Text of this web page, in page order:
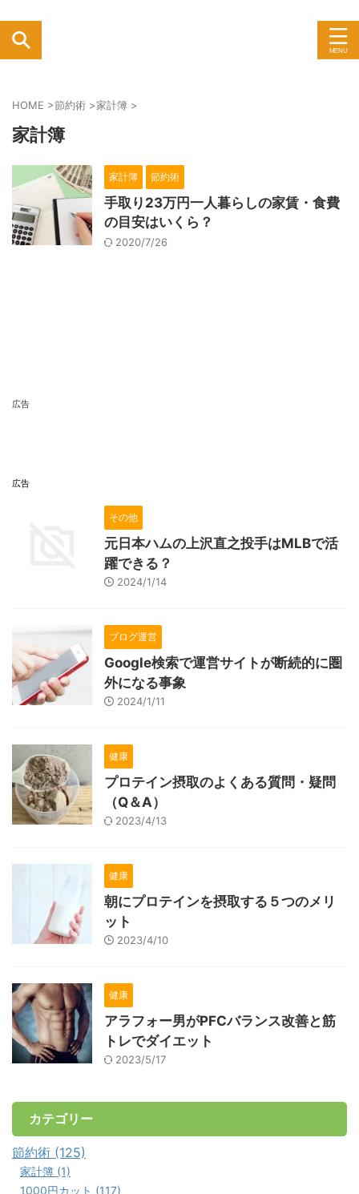
HOME >節約術 >家計簿 >
家計簿
家計簿 節約術
手取り23万円一人暮らしの家賃・食費
の目安はいくら？
2020/7/26
広告
広告
その他
元日本ハムの上沢直之投手はMLBで活
躍できる？
2024/1/14
ブログ運営
Google検索で運営サイトが断続的に圏
外になる事象
2024/1/11
健康
プロテイン摂取のよくある質問・疑問
（Q＆A）
2023/4/13
健康
朝にプロテインを摂取する５つのメリ
ット
2023/4/10
健康
アラフォー男がPFCバランス改善と筋
トレでダイエット
2023/5/17
カテゴリー
節約術 (125)
家計簿 (1)
1000円カット (117)